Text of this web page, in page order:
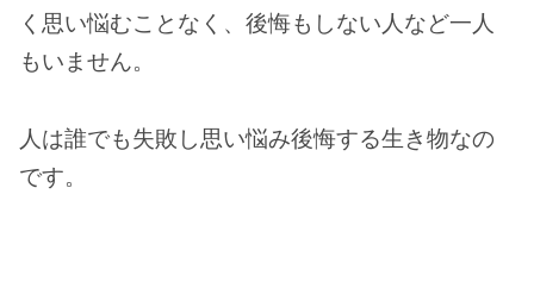
く思い悩むことなく、後悔もしない人など一人
もいません。
人は誰でも失敗し思い悩み後悔する生き物なの
です。